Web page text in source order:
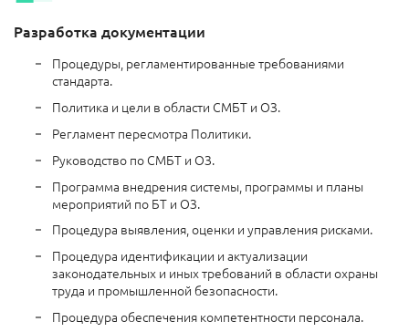
Разработка документации
Процедуры, регламентированные требованиями
стандарта.
Политика и цели в области СМБТ и ОЗ.
Регламент пересмотра Политики.
Руководство по СМБТ и ОЗ.
Программа внедрения системы, программы и планы
мероприятий по БТ и ОЗ.
Процедура выявления, оценки и управления рисками.
Процедура идентификации и актуализации
законодательных и иных требований в области охраны
труда и промышленной безопасности.
Процедура обеспечения компетентности персонала.